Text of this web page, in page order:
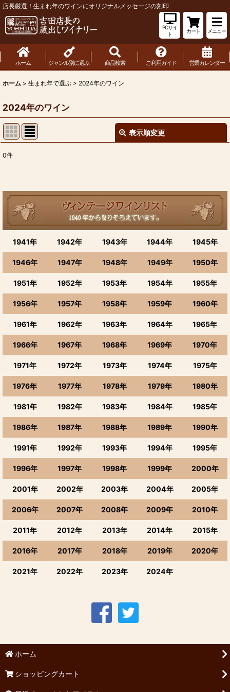
店長厳選！生まれ年のワインにオリジナルメッセージの刻印
PCサイ
ト
カート メニュー
ホーム ジャンル別に選ぶ 商品検索 ご利用ガイド 営業カレンダー
ホーム > 生まれ年で選ぶ > 2024年のワイン
2024年のワイン
表示順変更
並び順:
絞り込む
0件
1941年 1942年 1943年 1944年 1945年
1946年 1947年 1948年 1949年 1950年
1951年 1952年 1953年 1954年 1955年
1956年 1957年 1958年 1959年 1960年
1961年 1962年 1963年 1964年 1965年
1966年 1967年 1968年 1969年 1970年
1971年 1972年 1973年 1974年 1975年
1976年 1977年 1978年 1979年 1980年
1981年 1982年 1983年 1984年 1985年
1986年 1987年 1988年 1989年 1990年
1991年 1992年 1993年 1994年 1995年
1996年 1997年 1998年 1999年 2000年
2001年 2002年 2003年 2004年 2005年
2006年 2007年 2008年 2009年 2010年
2011年 2012年 2013年 2014年 2015年
2016年 2017年 2018年 2019年 2020年
2021年 2022年 2023年 2024年
ホーム
ショッピングカート